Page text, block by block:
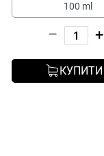
100 ml
– +
КУПИТИ